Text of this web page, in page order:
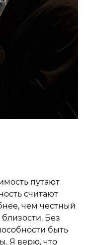
путают
считают
чем честный
Без
быть
Я верю, что